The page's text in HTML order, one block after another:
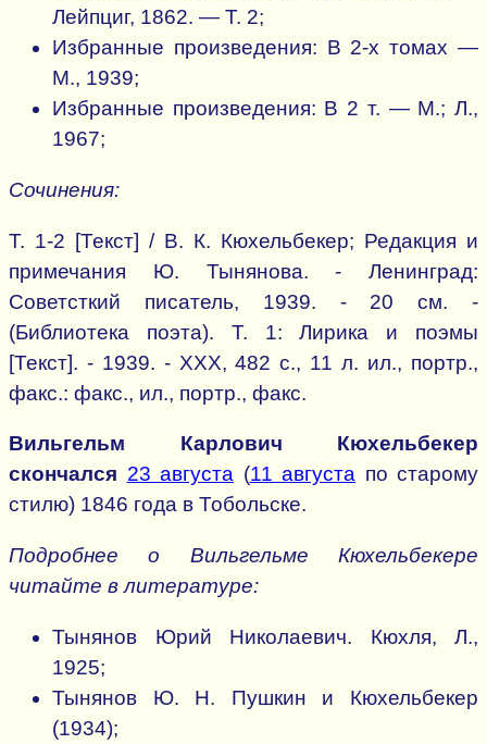
Лейпциг, 1862. — Т. 2;
Избранные произведения: В 2-х томах —
М., 1939;
Избранные произведения: В 2 т. — М.; Л.,
1967;
Сочинения:
Т. 1-2 [Текст] / В. К. Кюхельбекер; Редакция и
примечания Ю. Тынянова. - Ленинград:
Советсткий писатель, 1939. - 20 см. -
(Библиотека поэта). Т. 1: Лирика и поэмы
[Текст]. - 1939. - XXX, 482 с., 11 л. ил., портр.,
факс.: факс., ил., портр., факс.
Вильгельм Карлович Кюхельбекер
скончался 23 августа (11 августа по старому
стилю) 1846 года в Тобольске.
Подробнее о Вильгельме Кюхельбекере
читайте в литературе:
Тынянов Юрий Николаевич. Кюхля, Л.,
1925;
Тынянов Ю. Н. Пушкин и Кюхельбекер
(1934);